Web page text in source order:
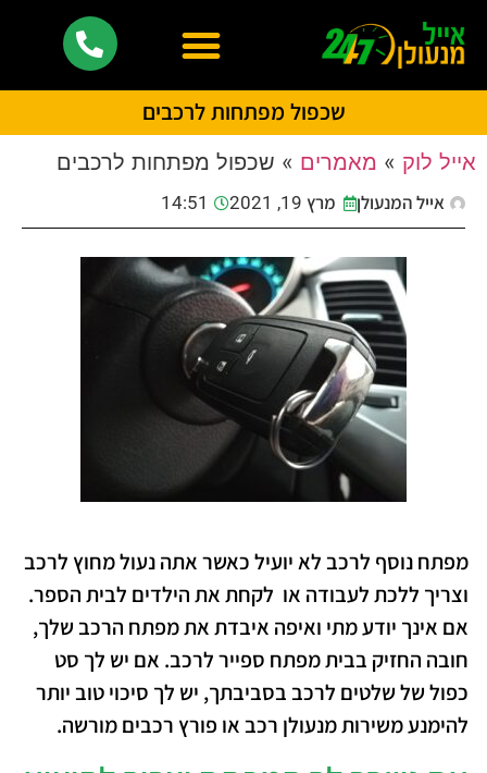
שכפול מפתחות לרכבים
אייל לוק » מאמרים » שכפול מפתחות לרכבים
אייל המנעולן מרץ 19, 2021 14:51
מפתח נוסף לרכב לא יועיל כאשר אתה נעול מחוץ לרכב
וצריך ללכת לעבודה או לקחת את הילדים לבית הספר.
אם אינך יודע מתי ואיפה איבדת את מפתח הרכב שלך,
חובה החזיק בבית מפתח ספייר לרכב. אם יש לך סט
כפול של שלטים לרכב בסביבתך, יש לך סיכוי טוב יותר
להימנע משירות מנעולן רכב או פורץ רכבים מורשה.